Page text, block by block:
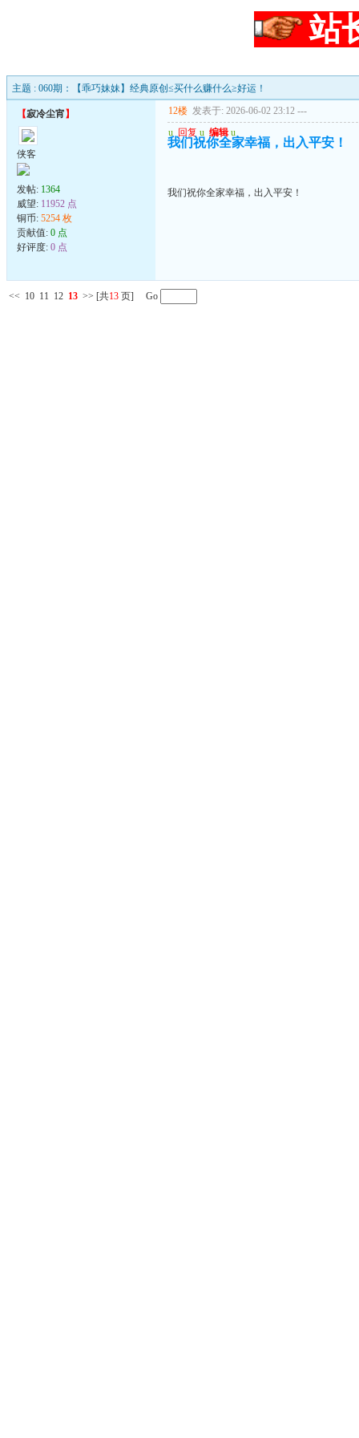
站
主题 : 060期：【乖巧妹妹】经典原创≤买什么赚什么≥好运！
【寂冷尘宵 】
侠客
发帖: 1364
威望: 11952 点
铜币: 5254 枚
贡献值: 0 点
好评度: 0 点
12楼 发表于: 2026-06-02 23:12 ---
u 回复 u 编辑 u
我们祝你全家幸福，出入平安！
我们祝你全家幸福，出入平安！
<< 10 11 12 13 >> [共13 页] Go